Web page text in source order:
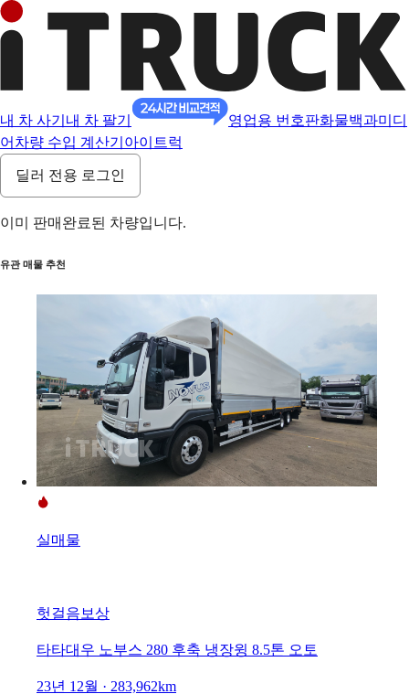
내 차 사기 내 차 팔기 영업용 번호판화물백과미디
어 차량 수입 계산기 아이트럭
딜러 전용 로그인
이미 판매완료된 차량입니다.
유관 매물 추천
실매물
헛걸음보상
타타대우 노부스 280 후축 냉장윙 8.5톤 오토
23년 12월 · 283,962km